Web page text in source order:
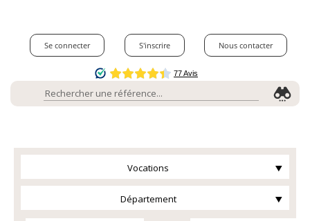
Se connecter S'inscrire Nous contacter
Vocations
Département